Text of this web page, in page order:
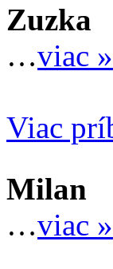
Zuzka
…viac »
Viac
Milan
…viac »